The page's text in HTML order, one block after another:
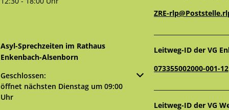
Asyl-Sprechzeiten im Rathaus
Enkenbach-Alsenborn
Klicken, um weitere Öffnungs- oder Schließzeiten auszublenden
Geschlossen:
öffnet nächsten Dienstag um 09:00
Uhr
ZRE-
Leitweg-ID der VG
073355002000-001-12
Leitweg-ID der VG